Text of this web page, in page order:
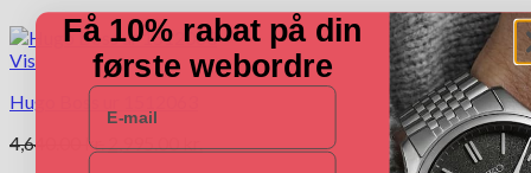
Vis
Hugo Boss ur 1512063
4,640.00
kr.2,995.00kr.
Få 10% rabat på din
første webordre
E-mail
Navn